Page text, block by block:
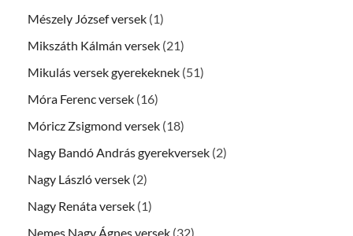
Mészely József versek (1)
Mikszáth Kálmán versek (21)
Mikulás versek gyerekeknek (51)
Móra Ferenc versek (16)
Móricz Zsigmond versek (18)
Nagy Bandó András gyerekversek (2)
Nagy László versek (2)
Nagy Renáta versek (1)
Nemes Nagy Ágnes versek (32)